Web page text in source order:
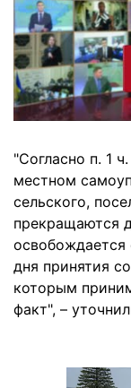
"Согласно п. 1
местном
сельского,
прекращаются
освобождается
дня принятия
которым
факт", –